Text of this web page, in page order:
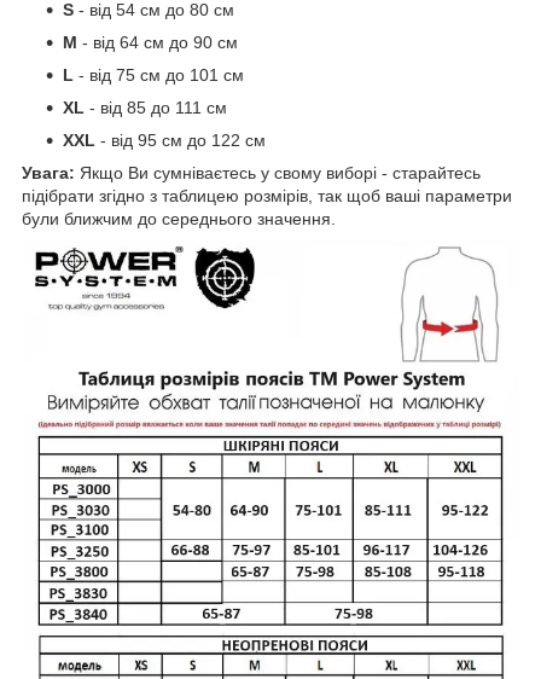
S - від 54 см до 80 см
М - від 64 см до 90 см
L - від 75 см до 101 см
XL - від 85 до 111 см
XXL - від 95 см до 122 см
Увага: Якщо Ви сумніваєтесь у свому виборі - старайтесь
підібрати згідно з таблицею розмірів, так щоб ваші параметри
були ближчим до середнього значення.